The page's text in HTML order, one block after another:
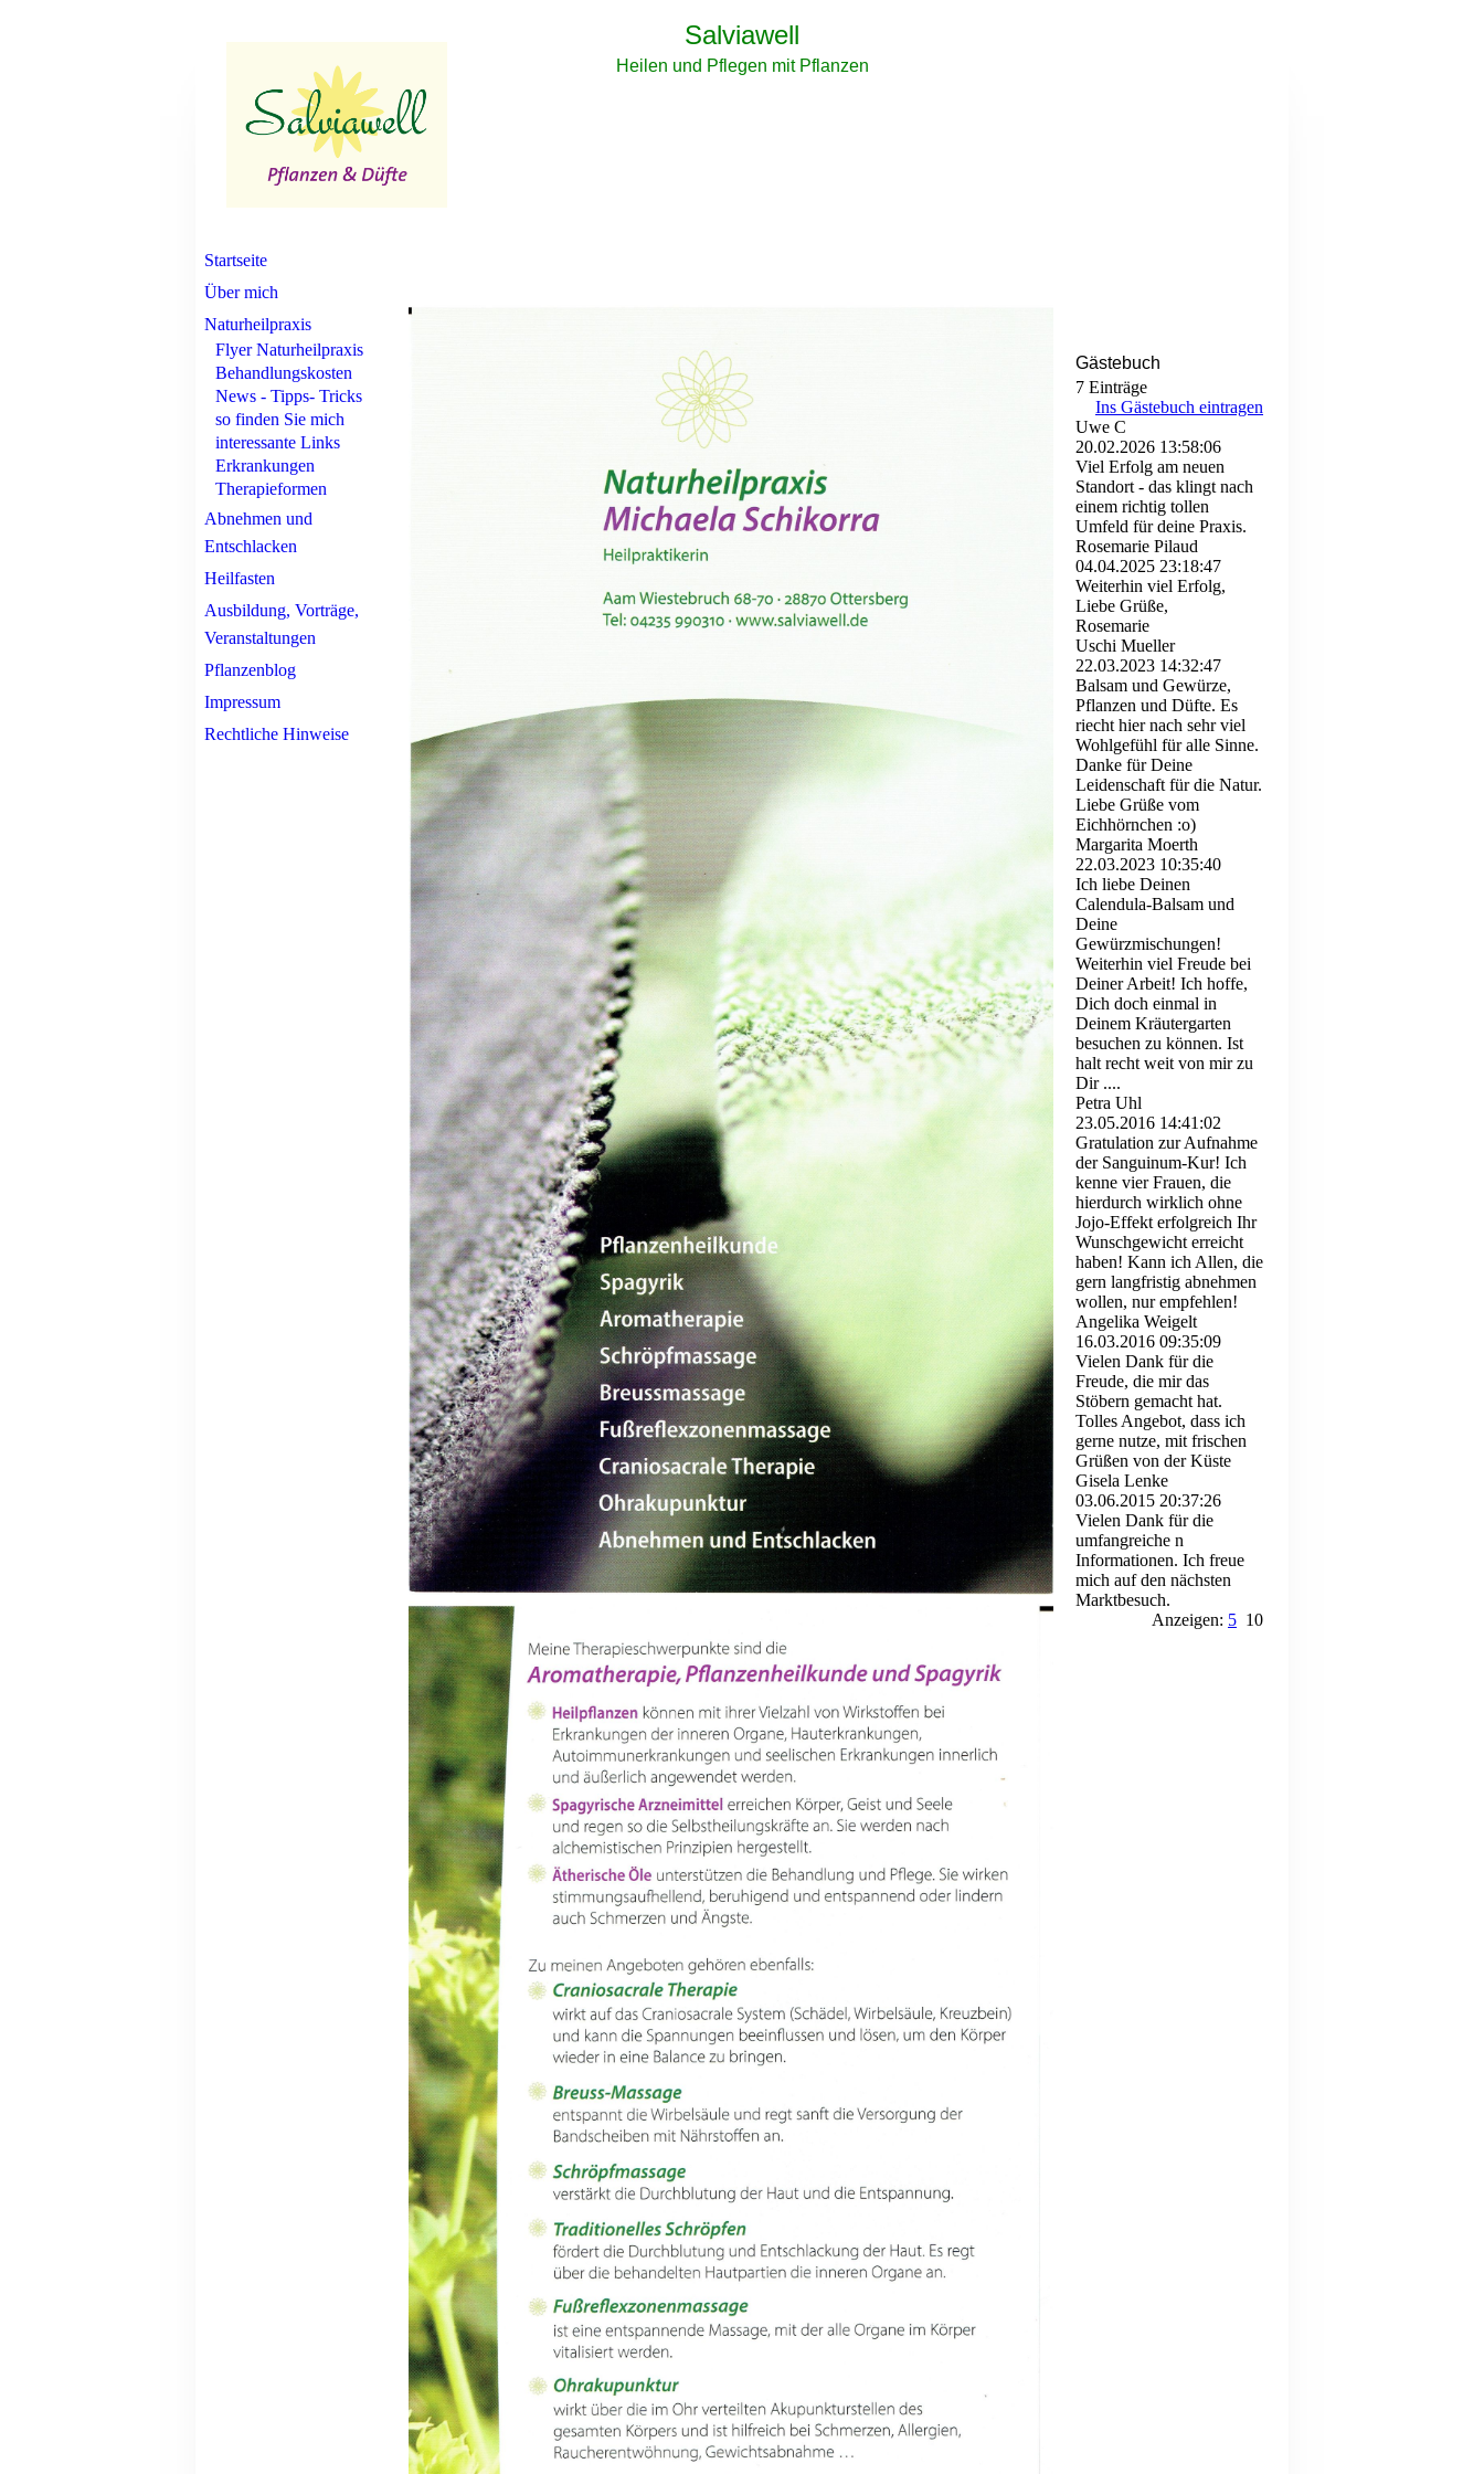
Salviawell
Heilen und Pflegen mit Pflanzen
Startseite
Über mich
Naturheilpraxis
Flyer Naturheilpraxis
Behandlungskosten
News - Tipps- Tricks
so finden Sie mich
interessante Links
Erkrankungen
Therapieformen
Abnehmen und
Entschlacken
Heilfasten
Ausbildung, Vorträge,
Veranstaltungen
Pflanzenblog
Impressum
Rechtliche Hinweise
Gästebuch
7 Einträge
Ins Gästebuch eintragen
Uwe C
20.02.2026 13:58:06
Viel Erfolg am neuen
Standort - das klingt nach
einem richtig tollen
Umfeld für deine Praxis.
Rosemarie Pilaud
04.04.2025 23:18:47
Weiterhin viel Erfolg,
Liebe Grüße,
Rosemarie
Uschi Mueller
22.03.2023 14:32:47
Balsam und Gewürze,
Pflanzen und Düfte. Es
riecht hier nach sehr viel
Wohlgefühl für alle Sinne.
Danke für Deine
Leidenschaft für die Natur.
Liebe Grüße vom
Eichhörnchen :o)
Margarita Moerth
22.03.2023 10:35:40
Ich liebe Deinen
Calendula-Balsam und
Deine
Gewürzmischungen!
Weiterhin viel Freude bei
Deiner Arbeit! Ich hoffe,
Dich doch einmal in
Deinem Kräutergarten
besuchen zu können. Ist
halt recht weit von mir zu
Dir ....
Petra Uhl
23.05.2016 14:41:02
Gratulation zur Aufnahme
der Sanguinum-Kur! Ich
kenne vier Frauen, die
hierdurch wirklich ohne
Jojo-Effekt erfolgreich Ihr
Wunschgewicht erreicht
haben! Kann ich Allen, die
gern langfristig abnehmen
wollen, nur empfehlen!
Angelika Weigelt
16.03.2016 09:35:09
Vielen Dank für die
Freude, die mir das
Stöbern gemacht hat.
Tolles Angebot, dass ich
gerne nutze, mit frischen
Grüßen von der Küste
Gisela Lenke
03.06.2015 20:37:26
Vielen Dank für die
umfangreiche n
Informationen. Ich freue
mich auf den nächsten
Marktbesuch.
Anzeigen: 5 10